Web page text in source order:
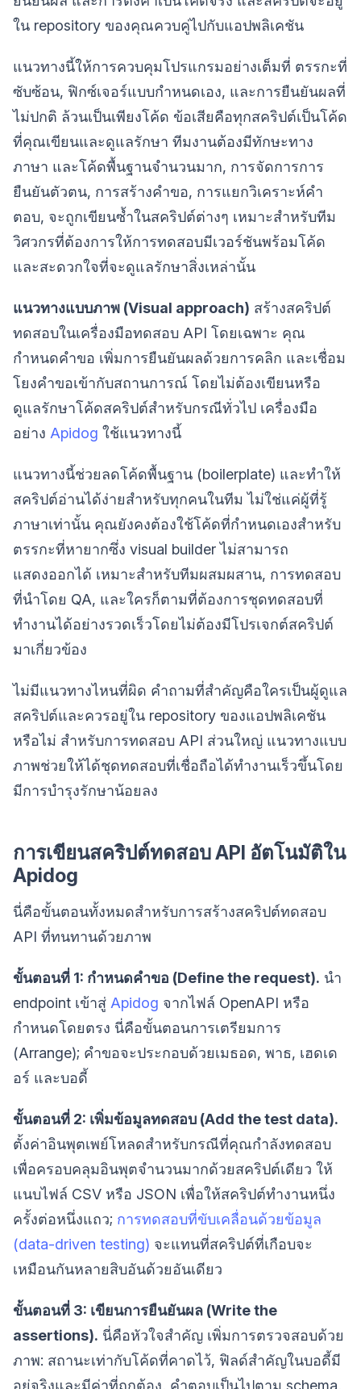
ใน repository ของคุณควบคู่ไปกับแอปพลิเคชัน
แนวทางนี้ให้การควบคุมโปรแกรมอย่างเต็มที่ ตรรกะที่
ซับซ้อน, ฟิกซ์เจอร์แบบกำหนดเอง, และการยืนยันผลที่
ไม่ปกติ ล้วนเป็นเพียงโค้ด ข้อเสียคือทุกสคริปต์เป็นโค้ด
ที่คุณเขียนและดูแลรักษา ทีมงานต้องมีทักษะทาง
ภาษา และโค้ดพื้นฐานจำนวนมาก, การจัดการการ
ยืนยันตัวตน, การสร้างคำขอ, การแยกวิเคราะห์คำ
ตอบ, จะถูกเขียนซ้ำในสคริปต์ต่างๆ เหมาะสำหรับทีม
วิศวกรที่ต้องการให้การทดสอบมีเวอร์ชันพร้อมโค้ด
และสะดวกใจที่จะดูแลรักษาสิ่งเหล่านั้น
แนวทางแบบภาพ (Visual approach) สร้างสคริปต์
ทดสอบในเครื่องมือทดสอบ API โดยเฉพาะ คุณ
กำหนดคำขอ เพิ่มการยืนยันผลด้วยการคลิก และเชื่อม
โยงคำขอเข้ากับสถานการณ์ โดยไม่ต้องเขียนหรือ
ดูแลรักษาโค้ดสคริปต์สำหรับกรณีทั่วไป เครื่องมือ
อย่าง Apidog ใช้แนวทางนี้
แนวทางนี้ช่วยลดโค้ดพื้นฐาน (boilerplate) และทำให้
สคริปต์อ่านได้ง่ายสำหรับทุกคนในทีม ไม่ใช่แค่ผู้ที่รู้
ภาษาเท่านั้น คุณยังคงต้องใช้โค้ดที่กำหนดเองสำหรับ
ตรรกะที่หายากซึ่ง visual builder ไม่สามารถ
แสดงออกได้ เหมาะสำหรับทีมผสมผสาน, การทดสอบ
ที่นำโดย QA, และใครก็ตามที่ต้องการชุดทดสอบที่
ทำงานได้อย่างรวดเร็วโดยไม่ต้องมีโปรเจกต์สคริปต์
มาเกี่ยวข้อง
ไม่มีแนวทางไหนที่ผิด คำถามที่สำคัญคือใครเป็นผู้ดูแล
สคริปต์และควรอยู่ใน repository ของแอปพลิเคชัน
หรือไม่ สำหรับการทดสอบ API ส่วนใหญ่ แนวทางแบบ
ภาพช่วยให้ได้ชุดทดสอบที่เชื่อถือได้ทำงานเร็วขึ้นโดย
มีการบำรุงรักษาน้อยลง
การเขียนสคริปต์ทดสอบ API อัตโนมัติใน
Apidog
นี่คือขั้นตอนทั้งหมดสำหรับการสร้างสคริปต์ทดสอบ
API ที่ทนทานด้วยภาพ
ขั้นตอนที่ 1: กำหนดคำขอ (Define the request). นำ
endpoint เข้าสู่ Apidog จากไฟล์ OpenAPI หรือ
กำหนดโดยตรง นี่คือขั้นตอนการเตรียมการ
(Arrange); คำขอจะประกอบด้วยเมธอด, พาธ, เฮดเด
อร์ และบอดี้
ขั้นตอนที่ 2: เพิ่มข้อมูลทดสอบ (Add the test data).
ตั้งค่าอินพุตเพย์โหลดสำหรับกรณีที่คุณกำลังทดสอบ
เพื่อครอบคลุมอินพุตจำนวนมากด้วยสคริปต์เดียว ให้
แนบไฟล์ CSV หรือ JSON เพื่อให้สคริปต์ทำงานหนึ่ง
ครั้งต่อหนึ่งแถว; การทดสอบที่ขับเคลื่อนด้วยข้อมูล
(data-driven testing) จะแทนที่สคริปต์ที่เกือบจะ
เหมือนกันหลายสิบอันด้วยอันเดียว
ขั้นตอนที่ 3: เขียนการยืนยันผล (Write the
assertions). นี่คือหัวใจสำคัญ เพิ่มการตรวจสอบด้วย
ภาพ: สถานะเท่ากับโค้ดที่คาดไว้, ฟิลด์สำคัญในบอดี้มี
อยู่จริงและมีค่าที่ถูกต้อง, คำตอบเป็นไปตาม schema,